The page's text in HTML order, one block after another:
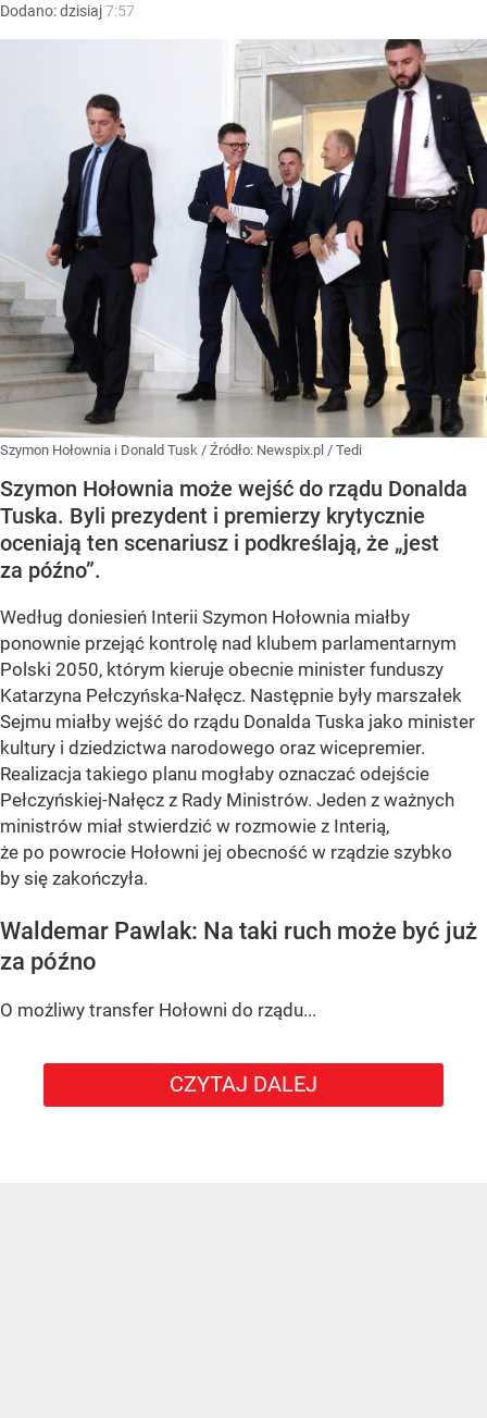
Dodano:dzisiaj7:57
Szymon Hołownia i Donald Tusk / Źródło: Newspix.pl / Tedi
Szymon Hołownia może wejść do rządu Donalda
Tuska. Byli prezydent i premierzy krytycznie
oceniają ten scenariusz i podkreślają, że „jest
za późno”.
Według doniesień Interii Szymon Hołownia miałby
ponownie przejąć kontrolę nad klubem parlamentarnym
Polski 2050, którym kieruje obecnie minister funduszy
Katarzyna Pełczyńska-Nałęcz. Następnie były marszałek
Sejmu miałby wejść do rządu Donalda Tuska jako minister
kultury i dziedzictwa narodowego oraz wicepremier.
Realizacja takiego planu mogłaby oznaczać odejście
Pełczyńskiej-Nałęcz z Rady Ministrów. Jeden z ważnych
ministrów miał stwierdzić w rozmowie z Interią,
że po powrocie Hołowni jej obecność w rządzie szybko
by się zakończyła.
Waldemar Pawlak: Na taki ruch może być już
za późno
O możliwy transfer Hołowni do rządu...
CZYTAJ DALEJ